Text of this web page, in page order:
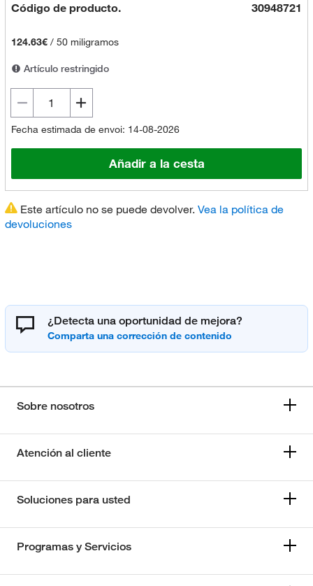
Código de producto. 30948721
124.63€/ 50 miligramos
Artículo restringido
Fecha estimada de envoi: 14-08-2026
Añadir a la cesta
Este artículo no se puede devolver. Vea la política de
devoluciones
¿Detecta una oportunidad de mejora?
Sobre nosotros
Atención al cliente
Soluciones para usted
Programas y Servicios